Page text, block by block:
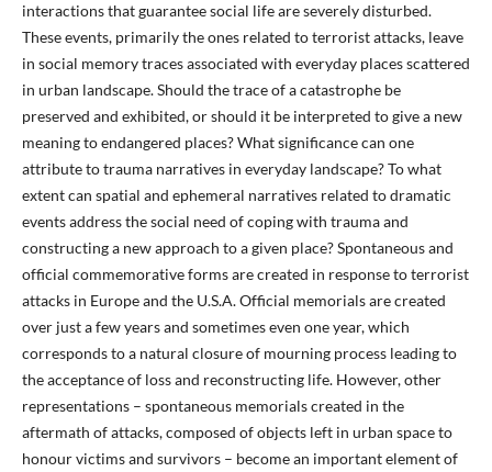
interactions that guarantee social life are severely disturbed.
These events, primarily the ones related to terrorist attacks, leave
in social memory traces associated with everyday places scattered
in urban landscape. Should the trace of a catastrophe be
preserved and exhibited, or should it be interpreted to give a new
meaning to endangered places? What significance can one
attribute to trauma narratives in everyday landscape? To what
extent can spatial and ephemeral narratives related to dramatic
events address the social need of coping with trauma and
constructing a new approach to a given place? Spontaneous and
official commemorative forms are created in response to terrorist
attacks in Europe and the U.S.A. Official memorials are created
over just a few years and sometimes even one year, which
corresponds to a natural closure of mourning process leading to
the acceptance of loss and reconstructing life. However, other
representations – spontaneous memorials created in the
aftermath of attacks, composed of objects left in urban space to
honour victims and survivors – become an important element of